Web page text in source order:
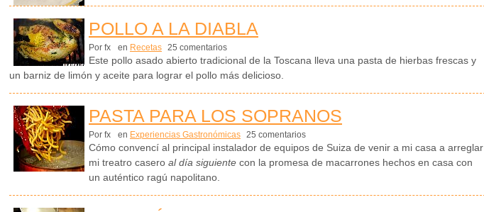
POLLO A LA DIABLA
Por fx en Recetas 25 comentarios
Este pollo asado abierto tradicional de la Toscana lleva una pasta de hierbas frescas y
un barniz de limón y aceite para lograr el pollo más delicioso.
PASTA PARA LOS SOPRANOS
Por fx en Experiencias Gastronómicas 25 comentarios
Cómo convencí al principal instalador de equipos de Suiza de venir a mi casa a arreglar
mi treatro casero al día siguiente con la promesa de macarrones hechos en casa con
un auténtico ragú napolitano.